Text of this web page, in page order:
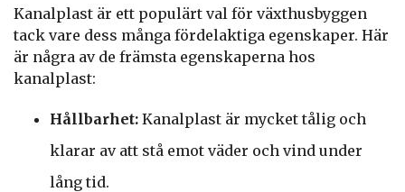
Kanalplast är ett populärt val för växthusbyggen
tack vare dess många fördelaktiga egenskaper. Här
är några av de främsta egenskaperna hos
kanalplast:
Hållbarhet: Kanalplast är mycket tålig och
klarar av att stå emot väder och vind under
lång tid.